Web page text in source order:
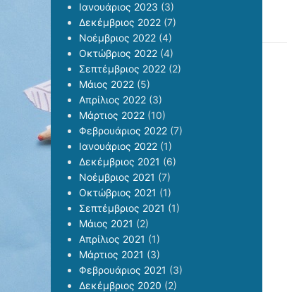
Ιανουάριος 2023 (3)
Δεκέμβριος 2022 (7)
Νοέμβριος 2022 (4)
Οκτώβριος 2022 (4)
Σεπτέμβριος 2022 (2)
Μάιος 2022 (5)
Απρίλιος 2022 (3)
Μάρτιος 2022 (10)
Φεβρουάριος 2022 (7)
Ιανουάριος 2022 (1)
Δεκέμβριος 2021 (6)
Νοέμβριος 2021 (7)
Οκτώβριος 2021 (1)
Σεπτέμβριος 2021 (1)
Μάιος 2021 (2)
Απρίλιος 2021 (1)
Μάρτιος 2021 (3)
Φεβρουάριος 2021 (3)
Δεκέμβριος 2020 (2)